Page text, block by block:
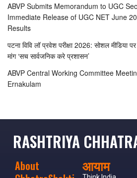
ABVP Submits Memorandum to UGC
Immediate Release of UGC NET June
Results
पटना विवि लॉ प्रवेश परीक्षा 2026: सोशल मीडिया
मांग ‘सच सार्वजनिक करे प्रशासन’
ABVP Central Working Committee
Ernakulam
RASHTRIYA
About
आयाम